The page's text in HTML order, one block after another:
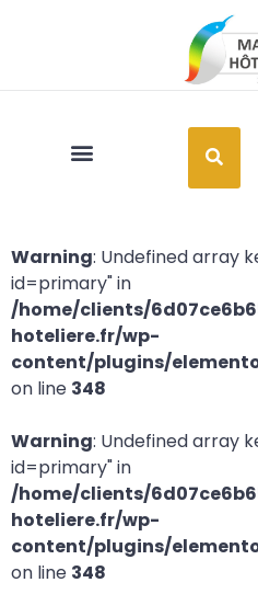
Warning: Undefined array
id=primary" in
/home/clients/
hoteliere.fr/wp-
content/plugins/
on line 348
Warning: Undefined array
id=primary" in
/home/clients/
hoteliere.fr/wp-
content/plugins/
on line 348